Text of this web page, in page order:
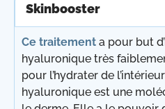
Skinbooster
Ce traitement a pour but
hyaluronique très
pour l’hydrater de
hyaluronique est une